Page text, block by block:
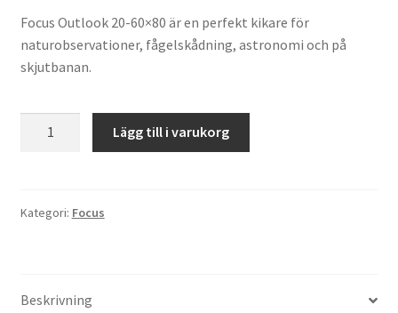
priset
priset
Focus Outlook 20-60×80 är en perfekt kikare för
naturobservationer, fågelskådning, astronomi och på
skjutbanan.
WP
Lägg till i varukorg
Kategori: Focus
Beskrivning